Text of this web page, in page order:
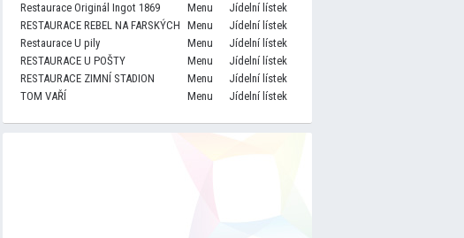
Restaurace Originál Ingot 1869
Menu
Jídelní lístek
RESTAURACE REBEL NA FARSKÝCH Menu
Jídelní lístek
Restaurace U pily
Menu
Jídelní lístek
RESTAURACE U POŠTY
Menu
Jídelní lístek
RESTAURACE ZIMNÍ STADION
Menu
Jídelní lístek
TOM VAŘÍ
Menu Jídelní lístek